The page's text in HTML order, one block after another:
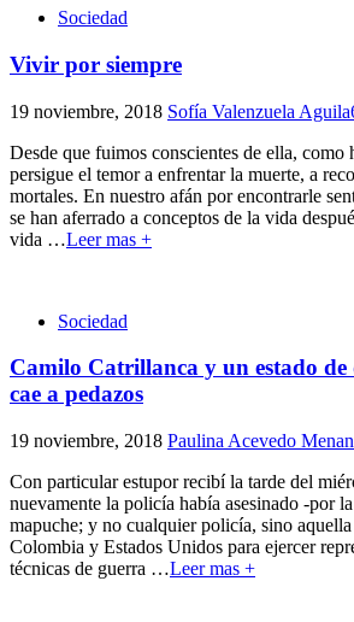
Sociedad
Vivir por siempre
19 noviembre, 2018 Sofía Valenzuela Aguila
Desde que fuimos conscientes de ella, como
persigue el temor a enfrentar la muerte, a
mortales. En nuestro afán por encontrarle
se han aferrado a conceptos de la vida
vida …Leer mas +
Sociedad
Camilo Catrillanca y un estado de
cae a pedazos
19 noviembre, 2018 Paulina Acevedo
Con particular estupor recibí la tarde del
nuevamente la policía había asesinado -por
mapuche; y no cualquier policía, sino
Colombia y Estados Unidos para ejercer
técnicas de guerra …Leer mas +